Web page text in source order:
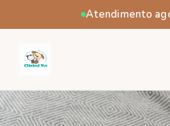
Atendimento